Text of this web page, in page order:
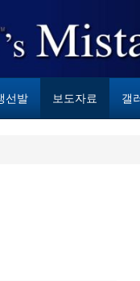
선발 보도자료 갤